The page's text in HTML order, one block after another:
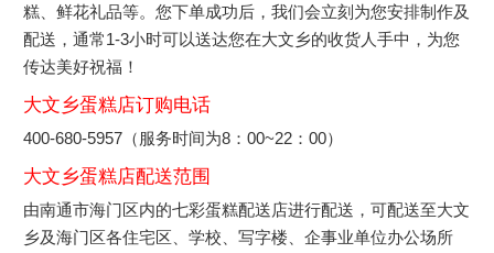
糕、鲜花礼品等。您下单成功后，我们会立刻为您安排制作及
配送，通常1-3小时可以送达您在大文乡的收货人手中，为您
传达美好祝福！
大文乡蛋糕店订购电话
400-680-5957（服务时间为8：00~22：00）
大文乡蛋糕店配送范围
由南通市海门区内的七彩蛋糕配送店进行配送，可配送至大文
乡及海门区各住宅区、学校、写字楼、企事业单位办公场所